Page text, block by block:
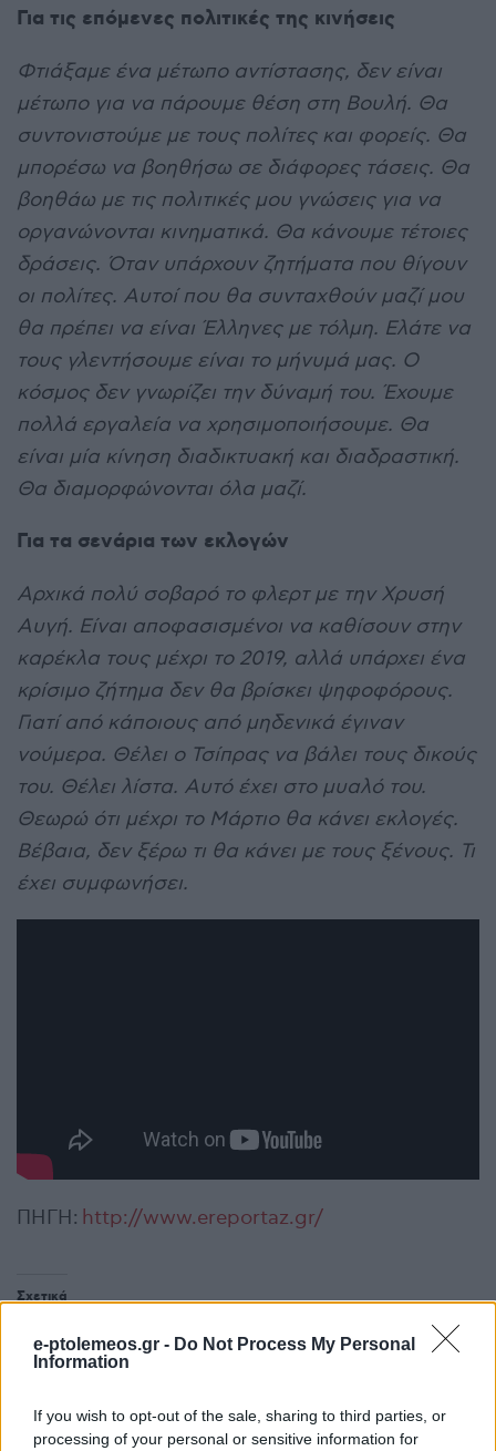
e-ptolemeos.gr - Do Not Process My Personal
Information
If you wish to opt-out of the sale, sharing to third parties, or
processing of your personal or sensitive information for
Για τις επόμενες πολιτικές της κινήσεις
Φτιάξαμε ένα μέτωπο αντίστασης, δεν είναι
μέτωπο για να πάρουμε θέση στη Βουλή. Θα
συντονιστούμε με τους πολίτες και φορείς. Θα
μπορέσω να βοηθήσω σε διάφορες τάσεις. Θα
βοηθάω με τις πολιτικές μου γνώσεις για να
οργανώνονται κινηματικά. Θα κάνουμε τέτοιες
δράσεις. Όταν υπάρχουν ζητήματα που θίγουν
οι πολίτες. Αυτοί που θα συνταχθούν μαζί μου
θα πρέπει να είναι Έλληνες με τόλμη. Ελάτε να
τους γλεντήσουμε είναι το μήνυμά μας. Ο
κόσμος δεν γνωρίζει την δύναμή του. Έχουμε
πολλά εργαλεία να χρησιμοποιήσουμε. Θα
είναι μία κίνηση διαδικτυακή και διαδραστική.
Θα διαμορφώνονται όλα μαζί.
Για τα σενάρια των εκλογών
Αρχικά πολύ σοβαρό το φλερτ με την Χρυσή
Αυγή. Είναι αποφασισμένοι να καθίσουν στην
καρέκλα τους μέχρι το 2019, αλλά υπάρχει ένα
κρίσιμο ζήτημα δεν θα βρίσκει ψηφοφόρους.
Γιατί από κάποιους από μηδενικά έγιναν
νούμερα. Θέλει ο Τσίπρας να βάλει τους δικούς
του. Θέλει λίστα. Αυτό έχει στο μυαλό του.
Θεωρώ ότι μέχρι το Μάρτιο θα κάνει εκλογές.
Βέβαια, δεν ξέρω τι θα κάνει με τους ξένους. Τι
έχει συμφωνήσει.
ΠΗΓΗ: http://www.ereportaz.gr/
Σχετικά
“Με διέγραψε με
μεθόδευση” – “Είχαν
Τσίπρα” – Για Τσίπρα: “Δεν
είναι καν Αριστερός” – Για
Ραχήλ Μακρή: «Η θεσμική
θέση του ΥΕΘΑ, δεν του
αμερικανικές αρχές κύριε
Τσίπρα, ιδίως όταν πουλάτε